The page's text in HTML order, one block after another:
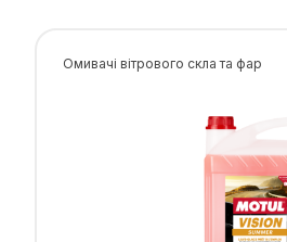
Омивачі вітрового скла та фар